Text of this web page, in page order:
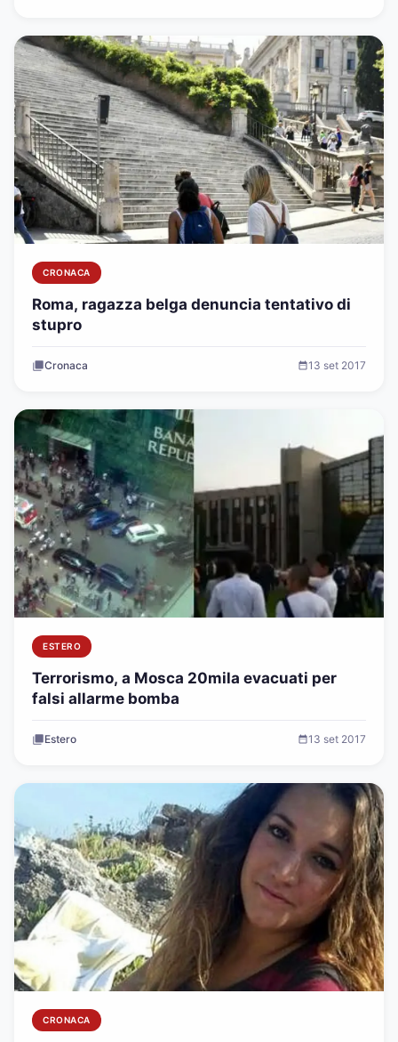
CRONACA
Roma, ragazza belga denuncia tentativo di
stupro
Cronaca 13 set 2017
ESTERO
Terrorismo, a Mosca 20mila evacuati per
falsi allarme bomba
Estero 13 set 2017
CRONACA